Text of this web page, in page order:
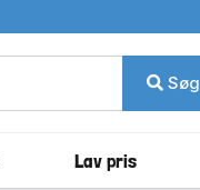
Søg
Lav pris